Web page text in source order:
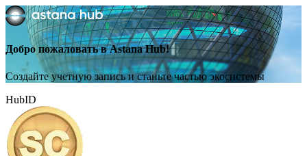
Добро пожаловать в Astana Hub!
Создайте учетную запись и станьте частью экосистемы
HubID